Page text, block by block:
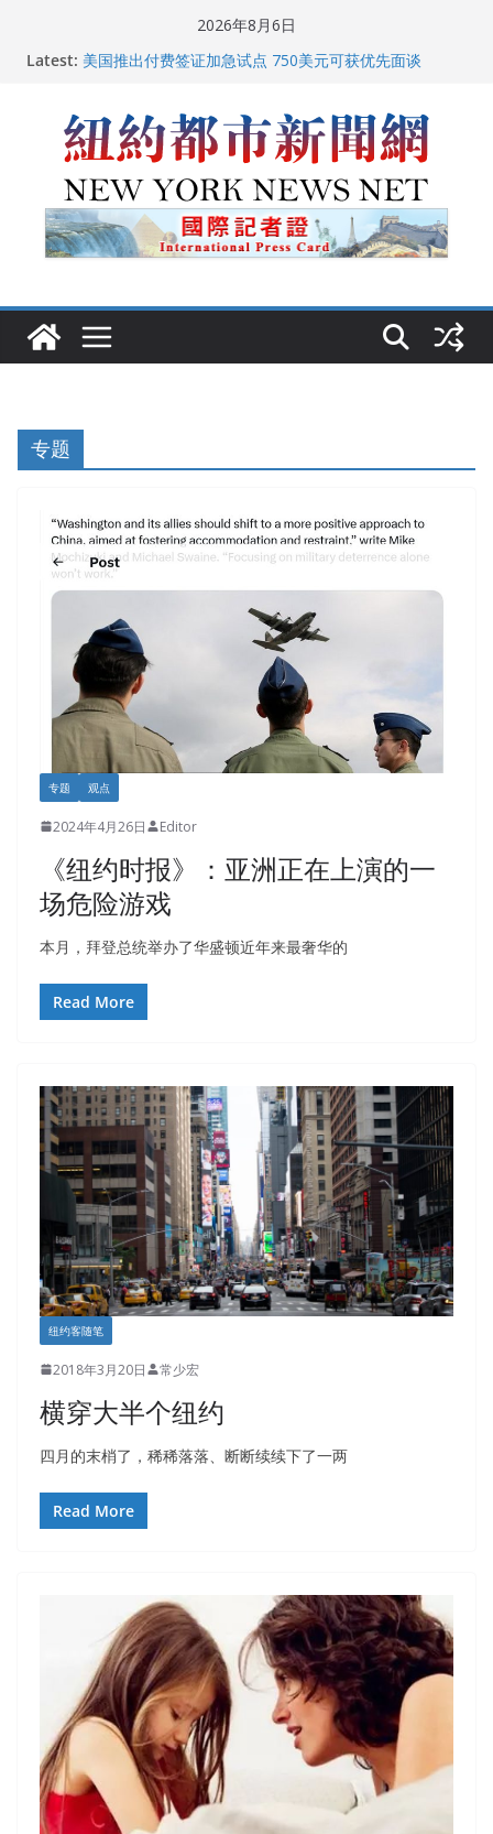
2026年8月6日
Latest: 美国推出付费签证加急试点 750美元可获优先面谈
人！
FBI联合纽约警方突袭多名警界高层住所 涉纽约警察局腐
败刑事调查
中国驻美国大使谢锋邀请美国老教师罗纳德·萨科尔斯基
再次访华
专题
专题 观点
2024年4月26日 Editor
《纽约时报》：亚洲正在上演的一
场危险游戏
本月，拜登总统举办了华盛顿近年来最奢华的
Read More
纽约客随笔
2018年3月20日 常少宏
横穿大半个纽约
四月的末梢了，稀稀落落、断断续续下了一两
Read More